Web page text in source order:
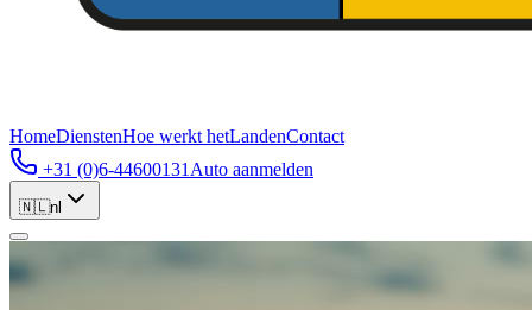
HomeDienstenHoe werkt hetLandenContact
+31 (0)6-44600131 Auto aanmelden
🇳🇱nl